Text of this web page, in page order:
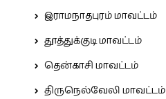
இராமநாதபுரம் மாவட்டம்
தூத்துக்குடி மாவட்டம்
தென்காசி மாவட்டம்
திருநெல்வேலி மாவட்டம்